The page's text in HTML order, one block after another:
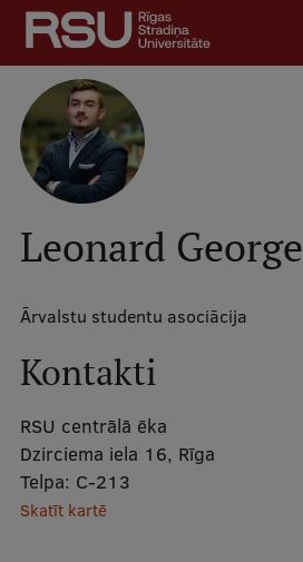
Pārlekt
galveno
saturu
Latviski
Meklēt Mobile
augšējā
izvēlne
Skolēniem
Studentiem
Darba devējiem
Kontakti
Vakances
Mobile
galvenā
Studiju iespējas
Leonard George
Ārvalstu studentu asociācija
Kontakti
RSU centrālā ēka
Dzirciema iela 16, Rīga
Telpa: C-213
Skatīt kartē